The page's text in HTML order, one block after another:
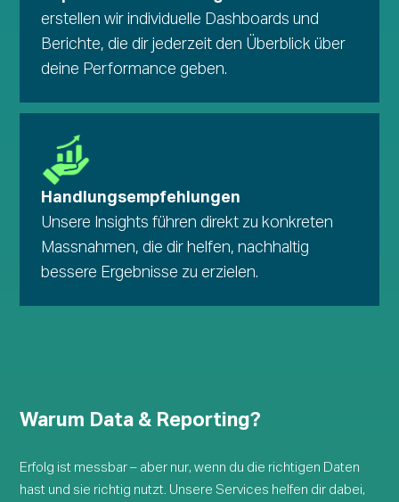
erstellen wir individuelle Dashboards und
Berichte, die dir jederzeit den Überblick über
deine Performance geben.
Handlungsempfehlungen
Unsere Insights führen direkt zu konkreten
Massnahmen, die dir helfen, nachhaltig
bessere Ergebnisse zu erzielen.
Warum Data & Reporting?
Erfolg ist messbar – aber nur, wenn du die richtigen Daten
hast und sie richtig nutzt. Unsere Services helfen dir dabei,